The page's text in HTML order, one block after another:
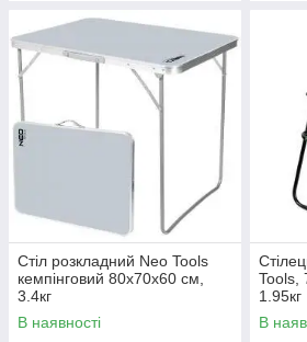
Стіл розкладний Neo Tools
кемпінговий 80х70х60 см,
3.4кг
В наявності
Tools,
1.95кг
В